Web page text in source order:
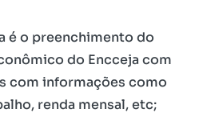
é o preenchimento do
do Encceja com
com informações como
renda mensal, etc;